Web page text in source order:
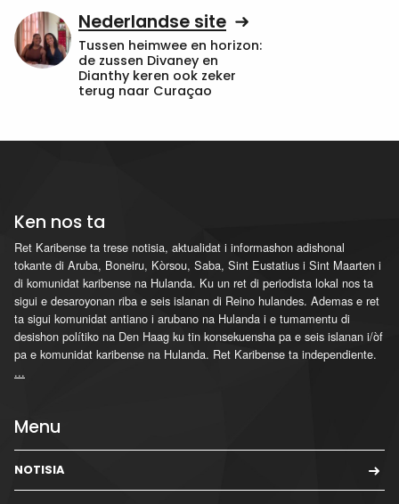
Nederlandse site
Tussen heimwee en horizon:
de zussen Divaney en
Dianthy keren ook zeker
terug naar Curaçao
Ken nos ta
Ret Karibense ta trese notisia, aktualidat i informashon adishonal
tokante di Aruba, Boneiru, Kòrsou, Saba, Sint Eustatius i Sint Maarten i
di komunidat karibense na Hulanda. Ku un ret di periodista lokal nos ta
sigui e desaroyonan riba e seis islanan di Reino hulandes. Ademas e ret
ta sigui komunidat antiano i arubano na Hulanda i e tumamentu di
desishon polítiko na Den Haag ku tin konsekuensha pa e seis islanan i/òf
pa e komunidat karibense na Hulanda. Ret Karibense ta independiente.
...
Menu
NOTISIA